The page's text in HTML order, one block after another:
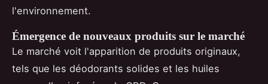
l'environnement.
Émergence de nouveaux produits sur le marché
Le marché voit l'apparition de produits originaux,
tels que les déodorants solides et les huiles